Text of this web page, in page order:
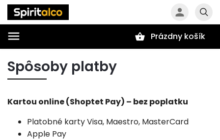
Prázdny košík
Spôsoby platby
Kartou online (Shoptet Pay) – bez poplatku
Platobné karty Visa, Maestro, MasterCard
Apple Pay